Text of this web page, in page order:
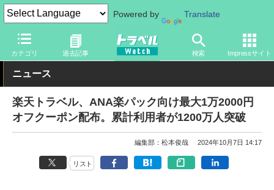
Powered by Translate
カテゴリ 過去記事 検索 Impressサイト
トラベル Watch 企業・政府・官庁 国内エアライン ANA
ニュース
楽天トラベル、ANA楽パック向け最大1万2000円
オフクーポン配布。累計利用者が1200万人突破
編集部：松本俊哉 2024年10月7日 14:17
リスト